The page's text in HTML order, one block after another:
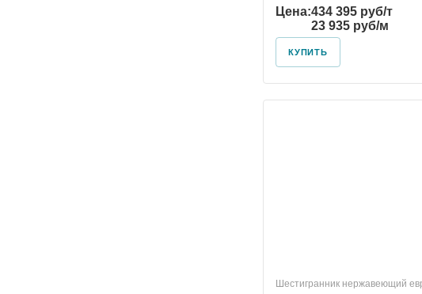
Цена:434 395 руб/т
23 935 руб/м
КУПИТЬ
Шестигранник нержавеющий